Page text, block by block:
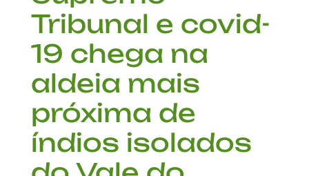
Tribunal e covid-
19 chega na
aldeia mais
próxima de
índios isolados